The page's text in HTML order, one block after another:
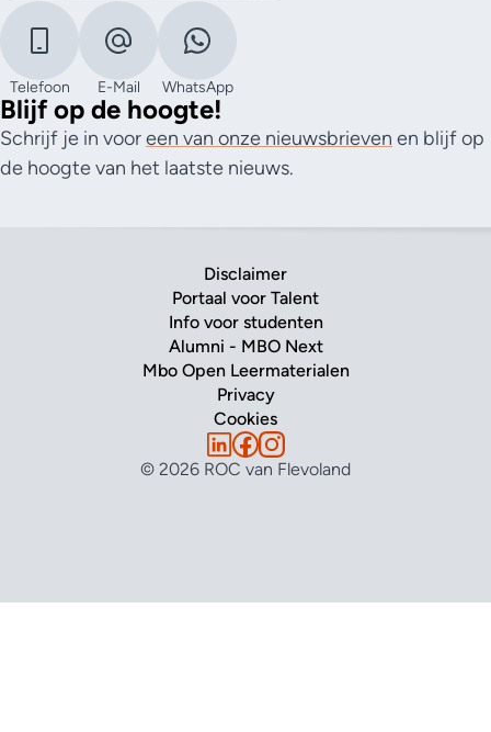
Telefoon E-Mail WhatsApp
Blijf op de hoogte!
Schrijf je in vooreen van onze nieuwsbrieven en blijf op
de hoogte van het laatste nieuws.
Disclaimer
Portaal voor Talent
Info voor studenten
Alumni - MBO Next
Mbo Open Leermaterialen
Privacy
Cookies
© 2026 ROC van Flevoland